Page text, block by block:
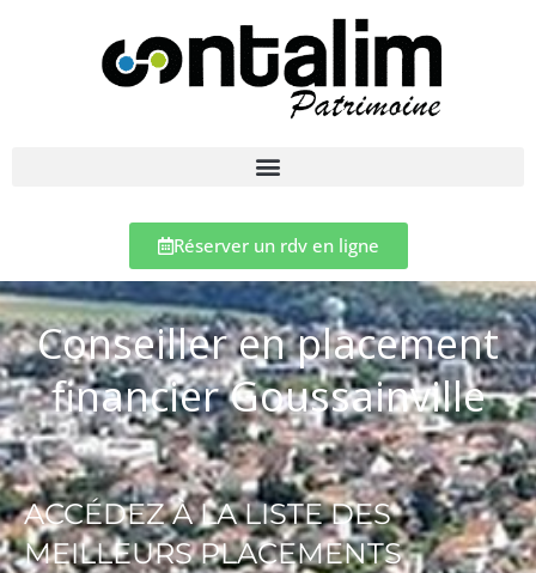
Réserver un rdv en ligne
Conseiller en placement
financier Goussainville
ACCÉDEZ À LA LISTE DES
MEILLEURS PLACEMENTS